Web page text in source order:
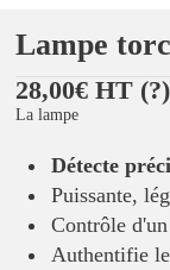
Lampe
28,00€ HT (?)
La lampe
Détecte
Puissante,
Contrôle
Authentifie